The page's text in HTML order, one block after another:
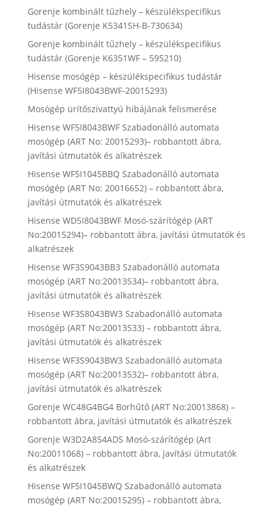
Gorenje kombinált tűzhely – készülékspecifikus
tudástár (Gorenje K5341SH-B-730634)
Gorenje kombinált tűzhely – készülékspecifikus
tudástár (Gorenje K6351WF – 595210)
Hisense mosógép – készülékspecifikus tudástár
(Hisense WF5I8043BWF-20015293)
Mosógép ürítőszivattyú hibájának felismerése
Hisense WF5I8043BWF Szabadonálló automata
mosógép (ART No: 20015293)– robbantott ábra,
javítási útmutatók és alkatrészek
Hisense WF5I1045BBQ Szabadonálló automata
mosógép (ART No: 20016652) – robbantott ábra,
javítási útmutatók és alkatrészek
Hisense WD5I8043BWF Mosó-szárítógép (ART
No:20015294)– robbantott ábra, javítási útmutatók és
alkatrészek
Hisense WF3S9043BB3 Szabadonálló automata
mosógép (ART No:20013534)– robbantott ábra,
javítási útmutatók és alkatrészek
Hisense WF3S8043BW3 Szabadonálló automata
mosógép (ART No:20013533) – robbantott ábra,
javítási útmutatók és alkatrészek
Hisense WF3S9043BW3 Szabadonálló automata
mosógép (ART No:20013532)– robbantott ábra,
javítási útmutatók és alkatrészek
Gorenje WC48G4BG4 Borhűtő (ART No:20013868) –
robbantott ábra, javítási útmutatók és alkatrészek
Gorenje W3D2A854ADS Mosó-szárítógép (Art
No:20011068) – robbantott ábra, javítási útmutatók
és alkatrészek
Hisense WF5I1045BWQ Szabadonálló automata
mosógép (ART No:20015295) – robbantott ábra,